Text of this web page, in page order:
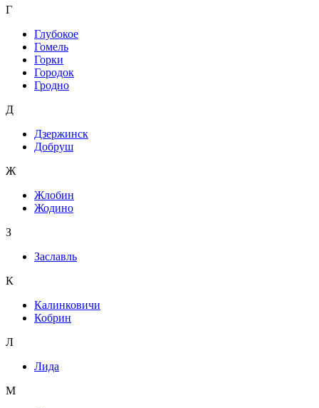
Г
Глубокое
Гомель
Горки
Городок
Гродно
Д
Дзержинск
Добруш
Ж
Жлобин
Жодино
З
Заславль
К
Калинковичи
Кобрин
Л
Лида
М